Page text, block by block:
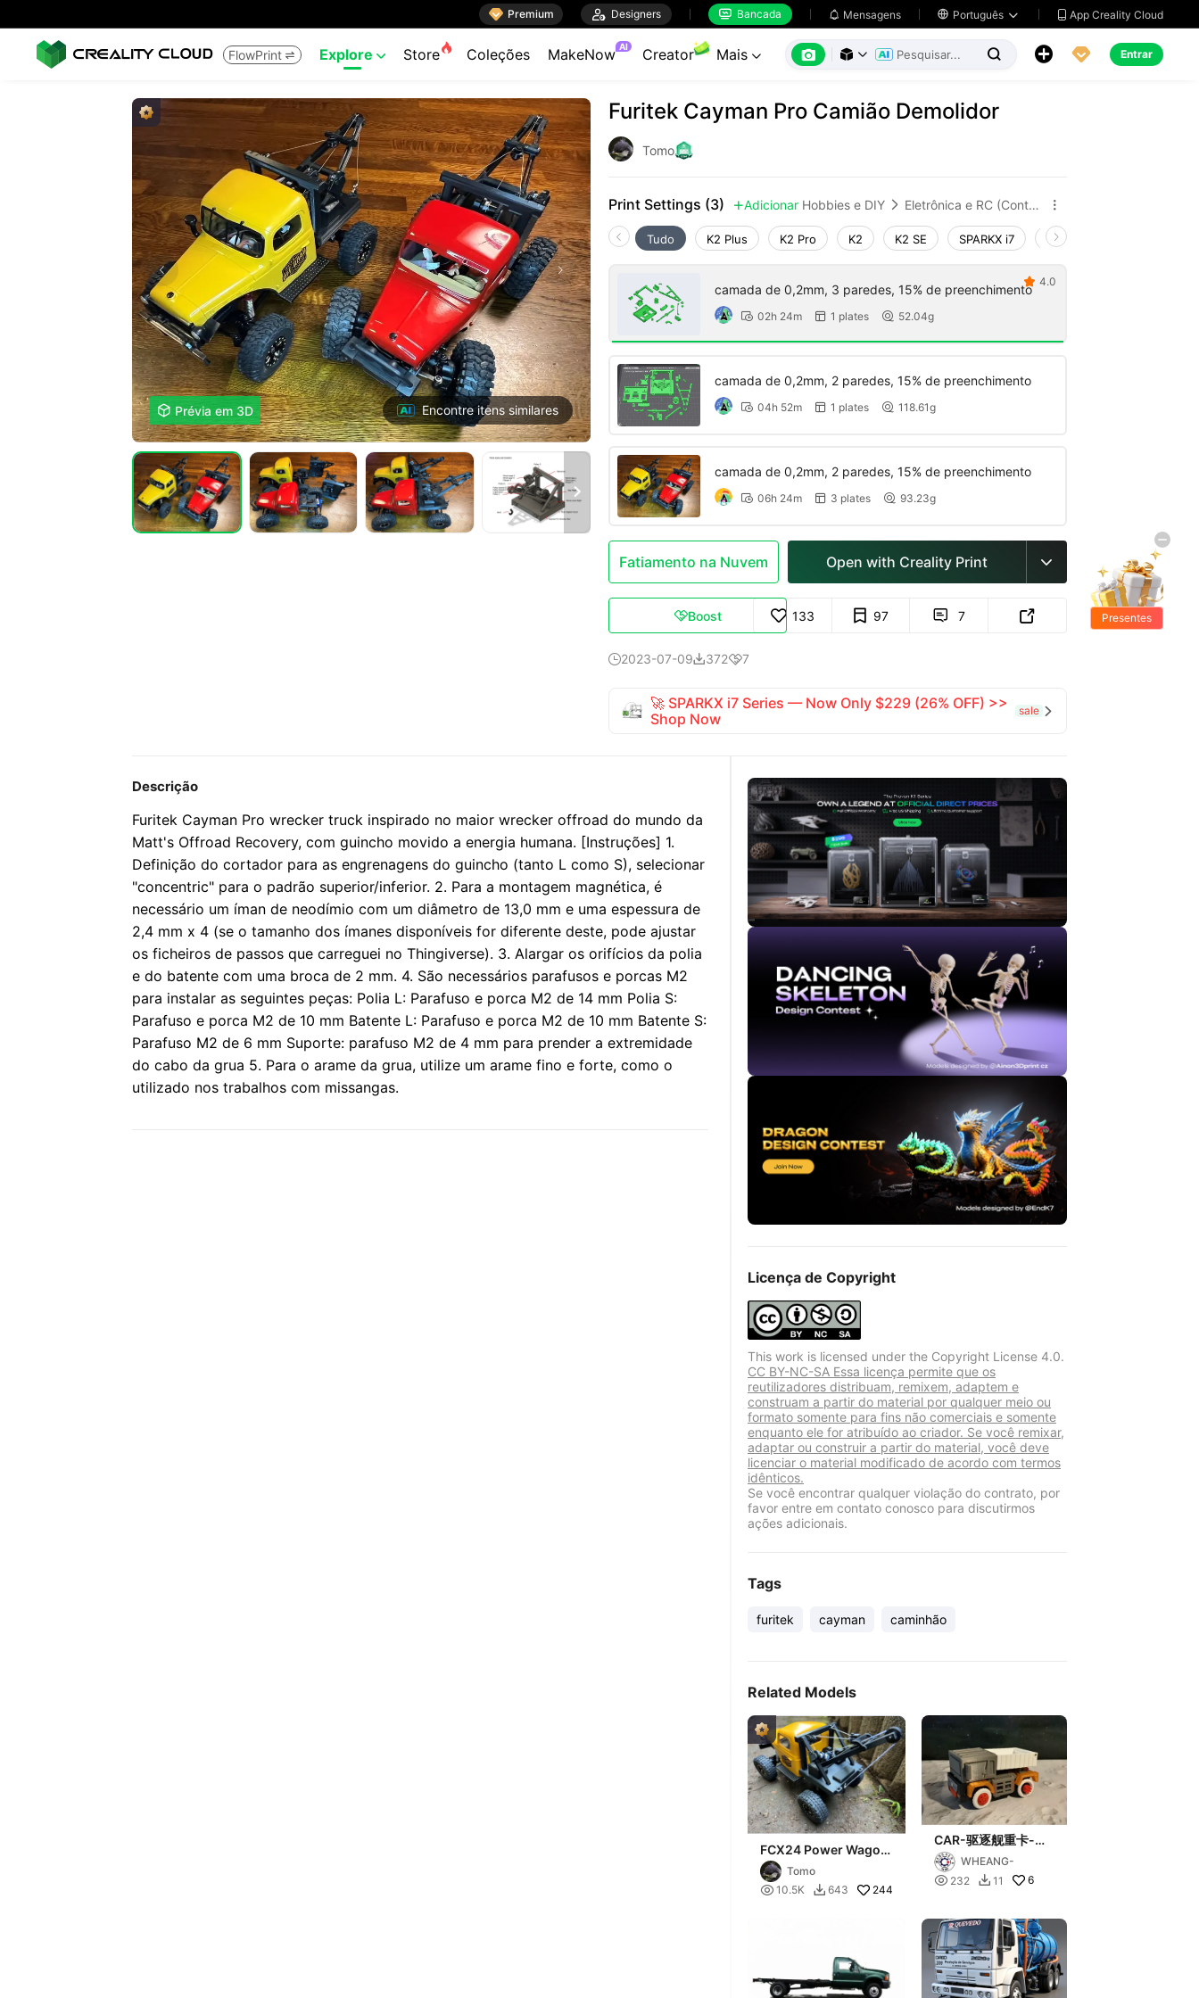
 Premium  Designers  Bancada  Mensagens  Português   App Creality Cloud
FlowPrint  Explore  Store Coleções MakeNow AI Creator Mais        Entrar
 Prévia em 3D Encontre itens similares

Furitek Cayman Pro Camião Demolidor
Tomo
Print Settings (3) Adicionar Hobbies e DIY  Eletrônica e RC (Controle Remoto) 
Tudo K2 Plus K2 Pro K2 K2 SE SPARKX i7 Creality Hi
camada de 0,2mm, 3 paredes, 15% de preenchimento
 02h 24m  1 plates  52.04g
 4.0
camada de 0,2mm, 2 paredes, 15% de preenchimento
 04h 52m  1 plates  118.61g
camada de 0,2mm, 2 paredes, 15% de preenchimento
 06h 24m  3 plates  93.23g
Fatiamento na Nuvem Open with Creality Print 
Boost 133 97  7 
2023-07-093727
🚀 SPARKX i7 Series — Now Only $229 (26% OFF) >>
Shop Now
sale 
Descrição
Furitek Cayman Pro wrecker truck inspirado no maior wrecker offroad do mundo da
Matt's Offroad Recovery, com guincho movido a energia humana. [Instruções] 1.
Definição do cortador para as engrenagens do guincho (tanto L como S), selecionar
"concentric" para o padrão superior/inferior. 2. Para a montagem magnética, é
necessário um íman de neodímio com um diâmetro de 13,0 mm e uma espessura de
2,4 mm x 4 (se o tamanho dos ímanes disponíveis for diferente deste, pode ajustar
os ficheiros de passos que carreguei no Thingiverse). 3. Alargar os orifícios da polia
e do batente com uma broca de 2 mm. 4. São necessários parafusos e porcas M2
para instalar as seguintes peças: Polia L: Parafuso e porca M2 de 14 mm Polia S:
Parafuso e porca M2 de 10 mm Batente L: Parafuso e porca M2 de 10 mm Batente S:
Parafuso M2 de 6 mm Suporte: parafuso M2 de 4 mm para prender a extremidade
do cabo da grua 5. Para o arame da grua, utilize um arame fino e forte, como o
utilizado nos trabalhos com missangas.
Licença de Copyright
This work is licensed under the Copyright License 4.0.
CC BY-NC-SA Essa licença permite que os
reutilizadores distribuam, remixem, adaptem e
construam a partir do material por qualquer meio ou
formato somente para fins não comerciais e somente
enquanto ele for atribuído ao criador. Se você remixar,
adaptar ou construir a partir do material, você deve
licenciar o material modificado de acordo com termos
idênticos.
Se você encontrar qualquer violação do contrato, por
favor entre em contato conosco para discutirmos
ações adicionais.
Tags
furitek cayman caminhão
Related Models
FCX24 Power Wagon
Wrecker Truck
Tomo
 10.5K  643 244
CAR-驱逐舰重卡-开
拓者 WHEANG-
 232  11 6
Presentes